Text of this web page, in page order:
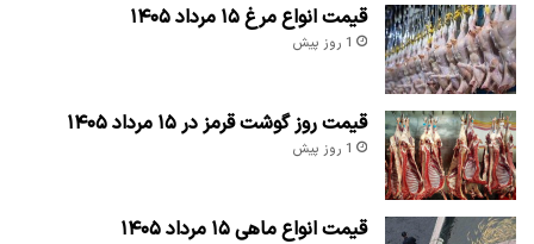
قیمت انواع مرغ ۱۵ مرداد ۱۴۰۵
1 روز پیش
قیمت روز گوشت قرمز در ۱۵ مرداد ۱۴۰۵
1 روز پیش
قیمت انواع ماهی ۱۵ مرداد ۱۴۰۵